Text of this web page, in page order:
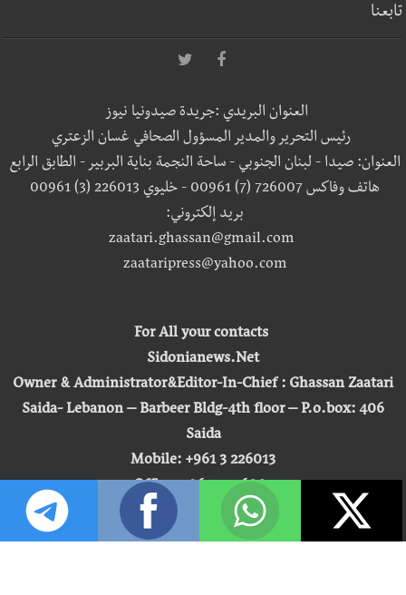
تابعنا
العنوان البريدي :جريدة صيدونيا نيوز
رئيس التحرير والمدير المسؤول الصحافي غسان الزعتري
العنوان: صيدا - لبنان الجنوبي - ساحة النجمة بناية البربير - الطابق الرابع
هاتف وفاكس 726007 (7) 00961 - خليوي 226013 (3) 00961
بريد إلكتروني:
zaatari.ghassan@gmail.com
zaataripress@yahoo.com
For All your contacts
Sidonianews.Net
Owner & Administrator&Editor-In-Chief : Ghassan Zaatari
Saida- Lebanon – Barbeer Bldg-4th floor – P.o.box: 406
Saida
Mobile: +961 3 226013
Office: +961 7 726007
Email:
zaatari.ghassan@gmail.com